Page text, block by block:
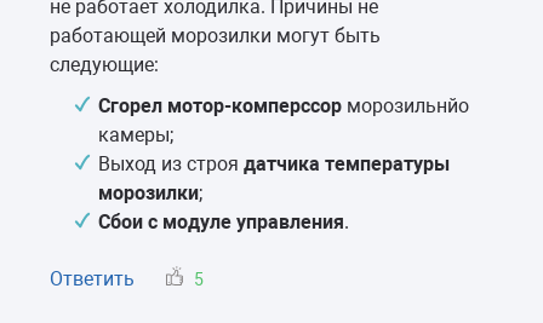
не работает холодилка. Причины не
работающей морозилки могут быть
следующие:
Сгорел мотор-комперссор морозильнйо
камеры;
Выход из строя датчика температуры
морозилки;
Сбои с модуле управления.
Ответить 5